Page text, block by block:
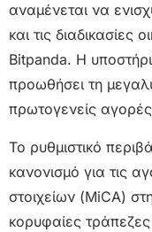
αναμένεται να
και τις διαδικασίες
Bitpanda. Η
προωθήσει τη
πρωτογενείς
Το ρυθμιστικό
κανονισμό για τις
στοιχείων (MiCA)
κορυφαίες